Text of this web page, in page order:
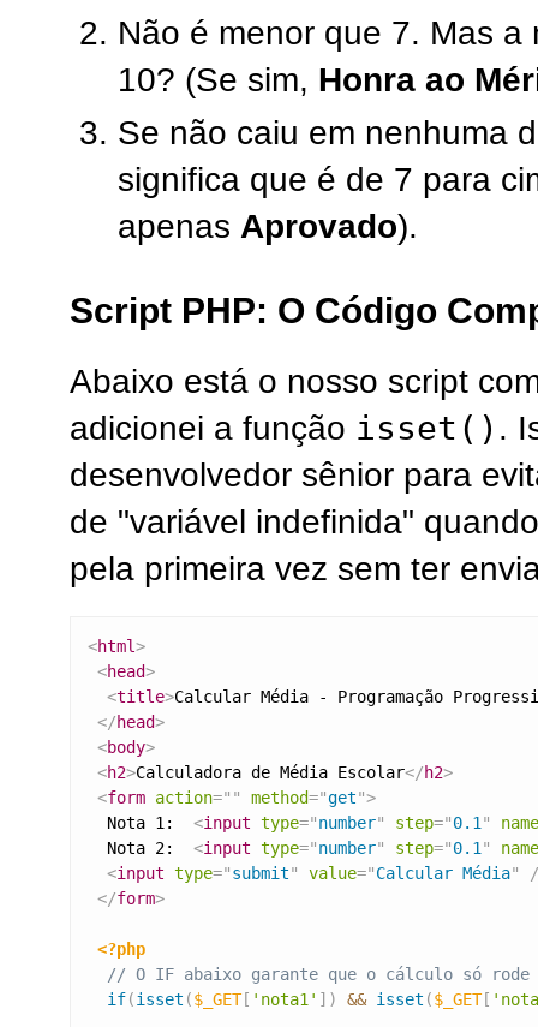
Não é menor que 7. Mas
10? (Se sim, Honra ao
Se não caiu em nenhuma
significa que é de 7 para
apenas Aprovado).
Script PHP: O Código
Abaixo está o nosso script
adicionei a função isset() .
desenvolvedor sênior para
de "variável indefinida"
pela primeira vez sem ter
<html>
<head>
<title>Calcular Média - Programação
</head>
<body>
<h2>Calculadora de Média Escolar</h2>
<form action=" " method="get">
  Nota 1:
<input type="number" step="0.1"
name
  Nota 2:
<input type="number" step="0.1"
name
<input type="submit" value="Calcular Média"
</form>
<?php
// O IF abaixo garante que o cálculo só
if(isset ($_GET[ 'nota1' ] ) && isset ($_GET[